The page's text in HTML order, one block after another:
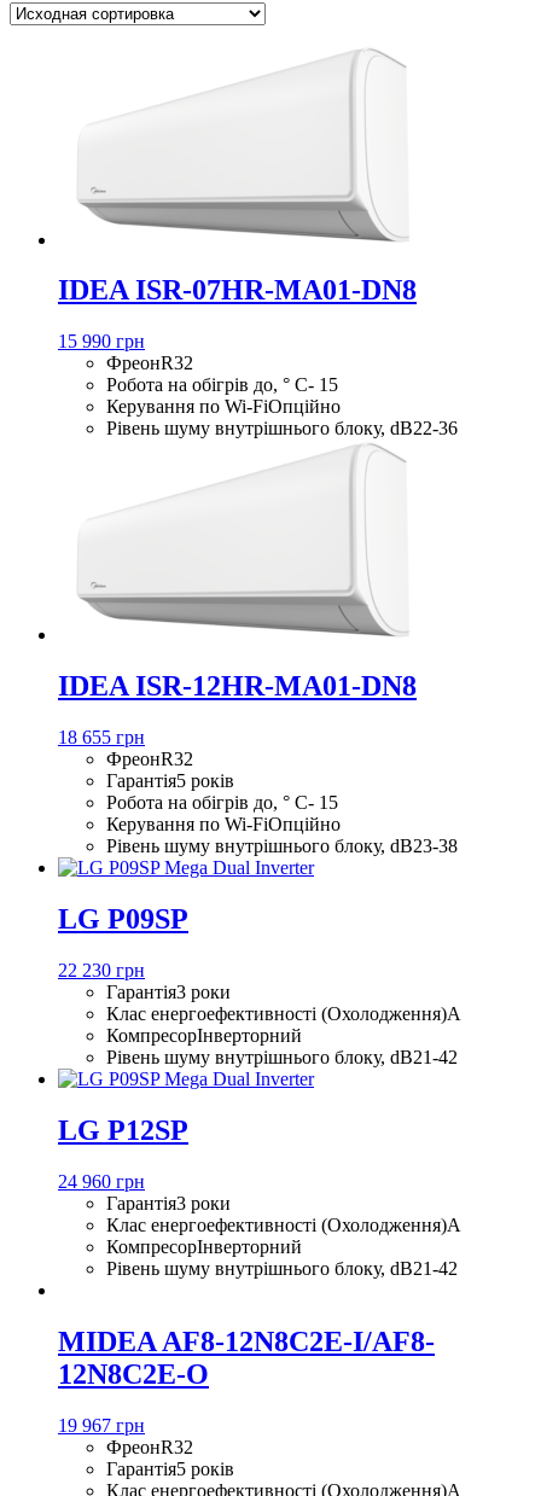
IDEA ISR-07HR-MA01-DN8
15 990 грн
ФреонR32
Робота на обігрів до, ° С- 15
Керування по Wi-FiОпційно
Рівень шуму внутрішнього блоку, dB22-36
IDEA ISR-12HR-MA01-DN8
18 655 грн
ФреонR32
Гарантія5 років
Робота на обігрів до, ° С- 15
Керування по Wi-FiОпційно
Рівень шуму внутрішнього блоку, dB23-38
LG P09SP
22 230 грн
Гарантія3 роки
Клас енергоефективності (Охолодження)A
КомпресорІнверторний
Рівень шуму внутрішнього блоку, dB21-42
LG P12SP
24 960 грн
Гарантія3 роки
Клас енергоефективності (Охолодження)A
КомпресорІнверторний
Рівень шуму внутрішнього блоку, dB21-42
MIDEA AF8-12N8C2E-I/AF8-
12N8C2E-O
19 967 грн
ФреонR32
Гарантія5 років
Клас енергоефективності (Охолодження)A